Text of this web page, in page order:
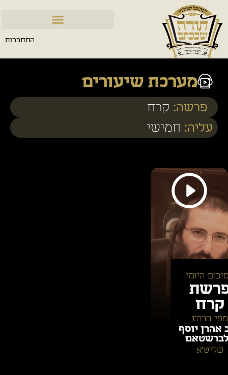
התחברות
מערכת שיעורים
פרשה: קרח
עליה: חמישי
היומי
קרח
מפי הרה״ג
אהרן יוסף
שליט״א